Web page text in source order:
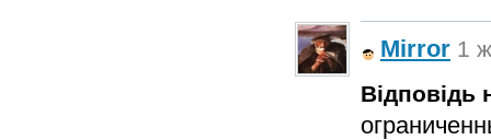
Mirror 1
Відповідь